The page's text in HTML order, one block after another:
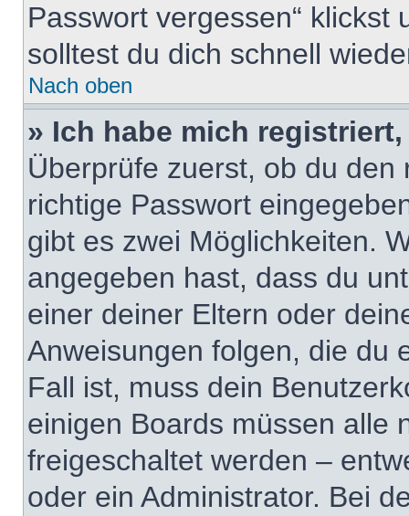
Passwort vergessen“ klickst
solltest du dich schnell
Nach oben
» Ich habe mich
Überprüfe zuerst, ob du
richtige Passwort
gibt es zwei Möglichkeiten.
angegeben hast, dass du
einer deiner Eltern oder
Anweisungen folgen, die du
Fall ist, muss dein
einigen Boards müssen alle
freigeschaltet werden –
oder ein Administrator. Bei